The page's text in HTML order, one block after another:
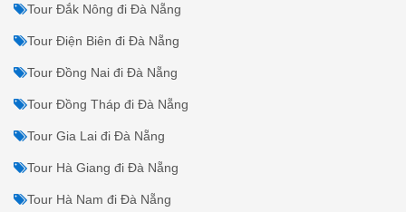
Tour Đắk Nông đi Đà Nẵng
Tour Điện Biên đi Đà Nẵng
Tour Đồng Nai đi Đà Nẵng
Tour Đồng Tháp đi Đà Nẵng
Tour Gia Lai đi Đà Nẵng
Tour Hà Giang đi Đà Nẵng
Tour Hà Nam đi Đà Nẵng